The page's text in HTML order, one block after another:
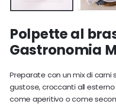
Polpette al
Gastronomia
Preparate con un mix di carni
gustose, croccanti all esterno
come aperitivo o come